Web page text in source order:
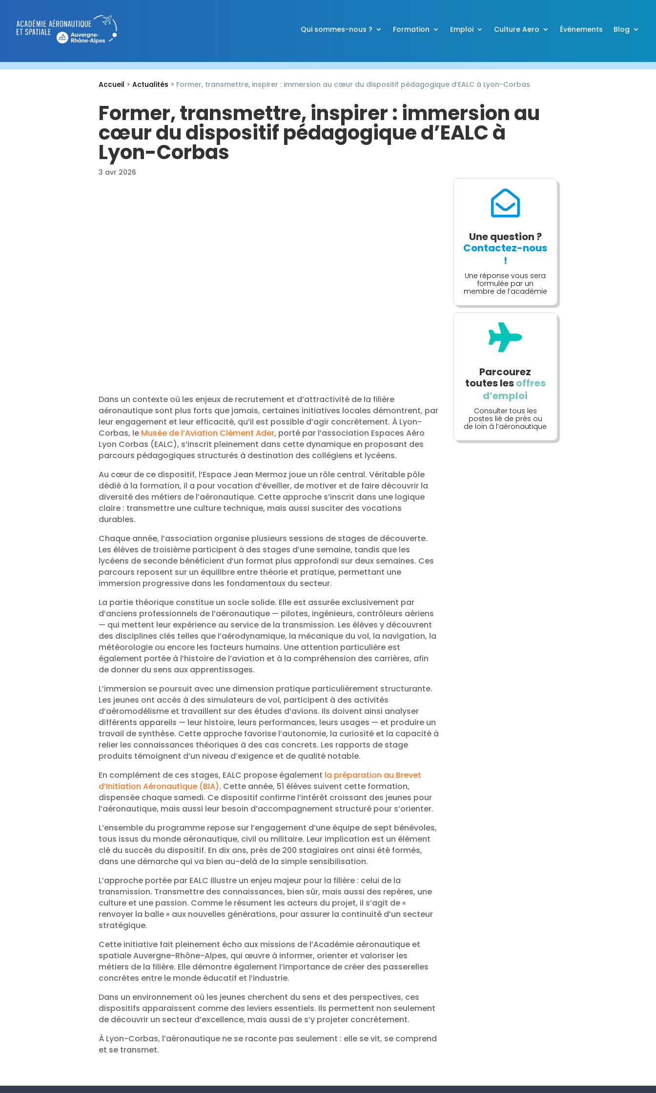
Qui sommes-nous ? Formation Emploi Culture Aero Événements Blog
Accueil > Actualités > Former, transmettre, inspirer : immersion au cœur du dispositif pédagogique d’EALC à Lyon-Corbas
Former, transmettre, inspirer : immersion au
cœur du dispositif pédagogique d’EALC à
Lyon-Corbas
3 avr 2026
Dans un contexte où les enjeux de recrutement et d’attractivité de la filière
aéronautique sont plus forts que jamais, certaines initiatives locales démontrent, par
leur engagement et leur efficacité, qu’il est possible d’agir concrètement. À Lyon-
Corbas, le Musée de l’Aviation Clément Ader, porté par l’association Espaces Aéro
Lyon Corbas (EALC), s’inscrit pleinement dans cette dynamique en proposant des
parcours pédagogiques structurés à destination des collégiens et lycéens.
Au cœur de ce dispositif, l’Espace Jean Mermoz joue un rôle central. Véritable pôle
dédié à la formation, il a pour vocation d’éveiller, de motiver et de faire découvrir la
diversité des métiers de l’aéronautique. Cette approche s’inscrit dans une logique
claire : transmettre une culture technique, mais aussi susciter des vocations
durables.
Chaque année, l’association organise plusieurs sessions de stages de découverte.
Les élèves de troisième participent à des stages d’une semaine, tandis que les
lycéens de seconde bénéficient d’un format plus approfondi sur deux semaines. Ces
parcours reposent sur un équilibre entre théorie et pratique, permettant une
immersion progressive dans les fondamentaux du secteur.
La partie théorique constitue un socle solide. Elle est assurée exclusivement par
d’anciens professionnels de l’aéronautique — pilotes, ingénieurs, contrôleurs aériens
— qui mettent leur expérience au service de la transmission. Les élèves y découvrent
des disciplines clés telles que l’aérodynamique, la mécanique du vol, la navigation, la
météorologie ou encore les facteurs humains. Une attention particulière est
également portée à l’histoire de l’aviation et à la compréhension des carrières, afin
de donner du sens aux apprentissages.
L’immersion se poursuit avec une dimension pratique particulièrement structurante.
Les jeunes ont accès à des simulateurs de vol, participent à des activités
d’aéromodélisme et travaillent sur des études d’avions. Ils doivent ainsi analyser
différents appareils — leur histoire, leurs performances, leurs usages — et produire un
travail de synthèse. Cette approche favorise l’autonomie, la curiosité et la capacité à
relier les connaissances théoriques à des cas concrets. Les rapports de stage
produits témoignent d’un niveau d’exigence et de qualité notable.
En complément de ces stages, EALC propose également la préparation au Brevet
d’Initiation Aéronautique (BIA). Cette année, 51 élèves suivent cette formation,
dispensée chaque samedi. Ce dispositif confirme l’intérêt croissant des jeunes pour
l’aéronautique, mais aussi leur besoin d’accompagnement structuré pour s’orienter.
L’ensemble du programme repose sur l’engagement d’une équipe de sept bénévoles,
tous issus du monde aéronautique, civil ou militaire. Leur implication est un élément
clé du succès du dispositif. En dix ans, près de 200 stagiaires ont ainsi été formés,
dans une démarche qui va bien au-delà de la simple sensibilisation.
L’approche portée par EALC illustre un enjeu majeur pour la filière : celui de la
transmission. Transmettre des connaissances, bien sûr, mais aussi des repères, une
culture et une passion. Comme le résument les acteurs du projet, il s’agit de «
renvoyer la balle » aux nouvelles générations, pour assurer la continuité d’un secteur
stratégique.
Cette initiative fait pleinement écho aux missions de l’Académie aéronautique et
spatiale Auvergne-Rhône-Alpes, qui œuvre à informer, orienter et valoriser les
métiers de la filière. Elle démontre également l’importance de créer des passerelles
concrètes entre le monde éducatif et l’industrie.
Dans un environnement où les jeunes cherchent du sens et des perspectives, ces
dispositifs apparaissent comme des leviers essentiels. Ils permettent non seulement
de découvrir un secteur d’excellence, mais aussi de s’y projeter concrètement.
À Lyon-Corbas, l’aéronautique ne se raconte pas seulement : elle se vit, se comprend
et se transmet.

Une question ?
Contactez-nous
!
Une réponse vous sera
formulée par un
membre de l’académie

Parcourez
toutes lesoffres
d’emploi
Consulter tous les
postes lié de près ou
de loin à l’aéronautique